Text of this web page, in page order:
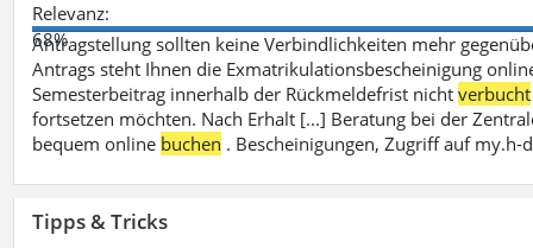
Relevanz:
68%
Antragstellung sollten keine Verbindlichkeiten mehr
Antrags steht Ihnen die Exmatrikulationsbescheinigung
Semesterbeitrag innerhalb der Rückmeldefrist nichtverbucht
fortsetzen möchten. Nach Erhalt [...] Beratung bei der
bequem online buchen . Bescheinigungen, Zugriff auf
Tipps & Tricks